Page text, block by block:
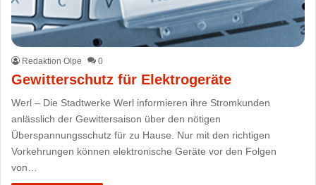
Redaktion Olpe 0
Gewitterschutz für Elektrogeräte
Werl – Die Stadtwerke Werl informieren ihre Stromkunden
anlässlich der Gewittersaison über den nötigen
Überspannungsschutz für zu Hause. Nur mit den richtigen
Vorkehrungen können elektronische Geräte vor den Folgen
von…